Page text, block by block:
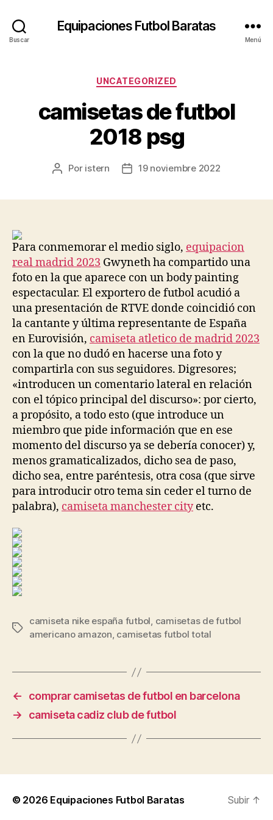
Buscar
Equipaciones Futbol Baratas
Menú
Categorías
UNCATEGORIZED
camisetas de futbol
2018 psg
Autor
Por istern
Fecha19 noviembre 2022
Para conmemorar el medio siglo, equipacion
real madrid 2023 Gwyneth ha compartido una
foto en la que aparece con un body painting
espectacular. El exportero de futbol acudió a
una presentación de RTVE donde coincidió con
la cantante y última representante de España
en Eurovisión, camiseta atletico de madrid 2023
con la que no dudó en hacerse una foto y
compartirla con sus seguidores. Digresores;
«introducen un comentario lateral en relación
con el tópico principal del discurso»: por cierto,
a propósito, a todo esto (que introduce un
miembro que pide información que en ese
momento del discurso ya se debería conocer) y,
menos gramaticalizados, dicho sea de paso,
dicho sea, entre paréntesis, otra cosa (que sirve
para introducir otro tema sin ceder el turno de
palabra), camiseta manchester cityetc.
Etiquetas
camiseta nike españa futbol, camisetas de futbol
americano amazon, camisetas futbol total
←
comprar camisetas de futbol en barcelona
→
camiseta cadiz club de futbol
© 2026 Equipaciones Futbol Baratas Subir ↑